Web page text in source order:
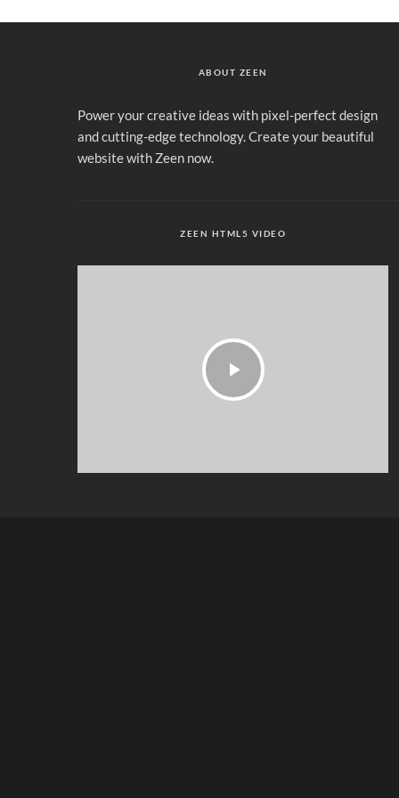
ABOUT ZEEN
Power your creative ideas with pixel-perfect design
and cutting-edge technology. Create your beautiful
website with Zeen now.
ZEEN HTML5 VIDEO